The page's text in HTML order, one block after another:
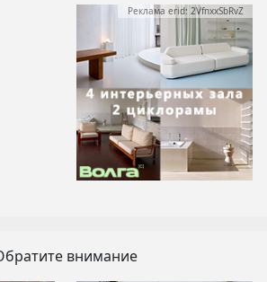
Реклама erid: 2VfnxxSbRvZ
внимание